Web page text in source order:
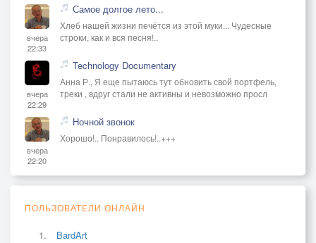
вчера
22:33
Самое долгое лето...
Хлеб нашей жизни печётся из этой муки... Чудесные
строки, как и вся песня!..
вчера
22:29
Technology Documentary
Анна Р., Я еще пытаюсь тут обновить свой портфель,
треки , вдруг стали не активны и невозможно просл
вчера
22:20
Ночной звонок
Хорошо!.. Понравилось!..+++
ПОЛЬЗОВАТЕЛИ ОНЛАЙН
BardArt